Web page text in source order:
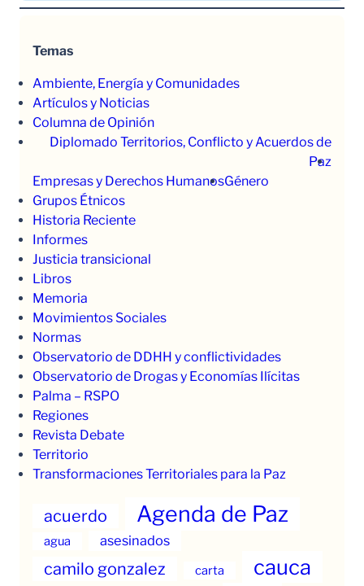
Temas
Ambiente, Energía y Comunidades
Artículos y Noticias
Columna de Opinión
Diplomado Territorios, Conflicto y Acuerdos de
Paz
Empresas y Derechos HumanosGénero
Grupos Étnicos
Historia Reciente
Informes
Justicia transicional
Libros
Memoria
Movimientos Sociales
Normas
Observatorio de DDHH y conflictividades
Observatorio de Drogas y Economías Ilícitas
Palma – RSPO
Regiones
Revista Debate
Territorio
Transformaciones Territoriales para la Paz
acuerdo Agenda de Paz
agua asesinados
camilo gonzalez carta cauca